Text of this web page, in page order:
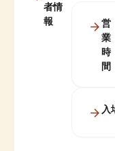
者情
報
営
業
時
間
入